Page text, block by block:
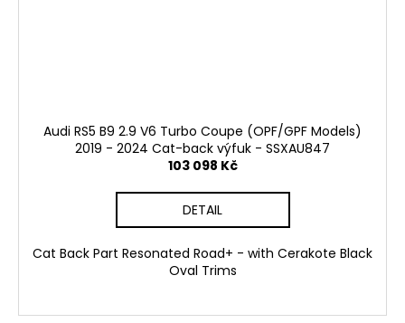
Audi RS5 B9 2.9 V6 Turbo Coupe (OPF/GPF Models)
2019 - 2024 Cat-back výfuk - SSXAU847
103 098 Kč
DETAIL
Cat Back Part Resonated Road+ - with Cerakote Black
Oval Trims